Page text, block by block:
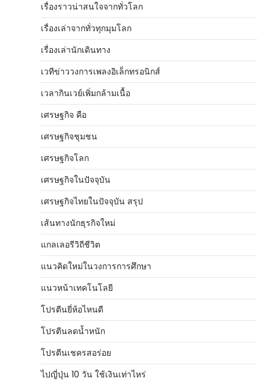
เรื่องราวน่าสนใจจากทั่วโลก
เรื่องเล่าจากทั่วทุกมุมโลก
เรื่องเล่านักเดินทาง
เวทีข่าววงการเพลงอิเล็กทรอนิกส์
เวลากินเวย์เพิ่มกล้ามเนื้อ
เศรษฐกิจ คือ
เศรษฐกิจชุมชน
เศรษฐกิจโลก
เศรษฐกิจในปัจจุบัน
เศรษฐกิจไทยในปัจจุบัน สรุป
เส้นทางนักธุรกิจใหม่
แกลเลอรีวิถีชีวิต
แนวคิดใหม่ในวงการการศึกษา
แนวหน้าเทคโนโลยี
โปรตีนยี่ห้อไหนดี
โปรตีนลดน้ำหนัก
โปรตีนเชครสอร่อย
ไปญี่ปุ่น 10 วัน ใช้เงินเท่าไหร่